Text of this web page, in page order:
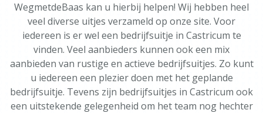
WegmetdeBaas kan u hierbij helpen! Wij hebben heel
veel diverse uitjes verzameld op onze site. Voor
iedereen is er wel een bedrijfsuitje in Castricum te
vinden. Veel aanbieders kunnen ook een mix
aanbieden van rustige en actieve bedrijfsuitjes. Zo kunt
u iedereen een plezier doen met het geplande
bedrijfsuitje. Tevens zijn bedrijfsuitjes in Castricum ook
een uitstekende gelegenheid om het team nog hechter